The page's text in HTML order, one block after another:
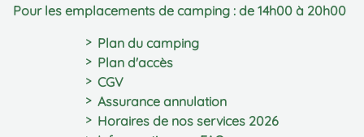
Pour les emplacements de camping : de 14h00 à 20h00
Plan du camping
Plan d'accès
CGV
Assurance annulation
Horaires de nos services 2026